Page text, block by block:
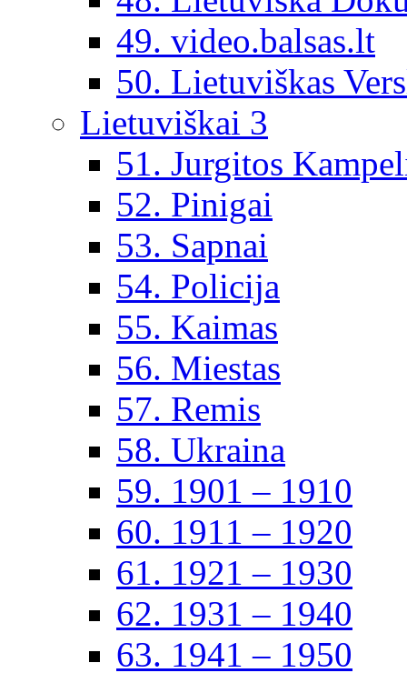
49. video.balsas.lt
50. Lietuviškas
Lietuviškai 3
51. Jurgitos
52. Pinigai
53. Sapnai
54. Policija
55. Kaimas
56. Miestas
57. Remis
58. Ukraina
59. 1901 – 1910
60. 1911 – 1920
61. 1921 – 1930
62. 1931 – 1940
63. 1941 – 1950